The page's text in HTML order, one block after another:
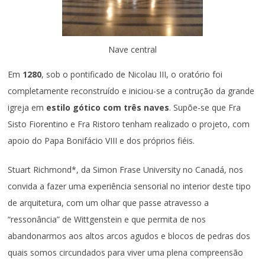
Nave central
Em 1280, sob o pontificado de Nicolau III, o oratório foi
completamente reconstruído e iniciou-se a contrução da grande
igreja em estilo gótico com três naves. Supõe-se que Fra
Sisto Fiorentino e Fra Ristoro tenham realizado o projeto, com
apoio do Papa Bonifácio VIII e dos próprios fiéis.
Stuart Richmond*, da Simon Frase University no Canadá, nos
convida a fazer uma experiência sensorial no interior deste tipo
de arquitetura, com um olhar que passe atravesso a
“ressonância” de Wittgenstein e que permita de nos
abandonarmos aos altos arcos agudos e blocos de pedras dos
quais somos circundados para viver uma plena compreensão